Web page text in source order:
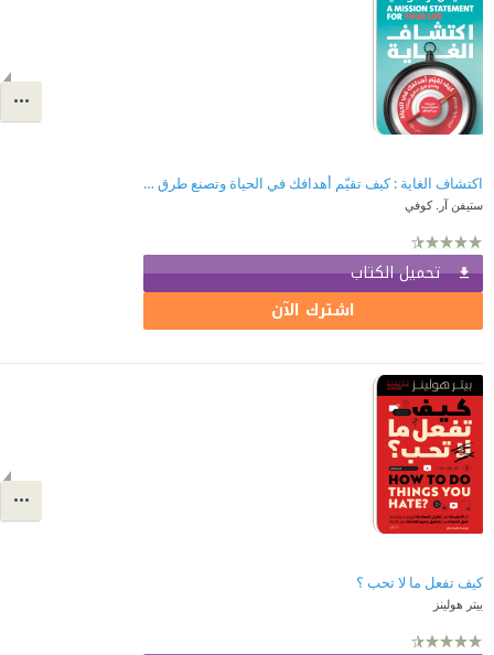
اكتشاف الغاية : كيف تقيّم أهدافك في الحياة وتصنع طرق تحقيق غايتك؟
ستيفن آر. كوفي
تحميل الكتاب
اشترك الآن
كيف تفعل ما لا تحب ؟
بيتر هولينز